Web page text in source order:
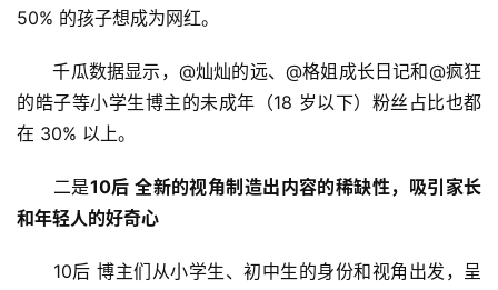
50% 的孩子想成为网红。
千瓜数据显示，@灿灿的远、@格姐成长日记和@疯狂
的皓子等小学生博主的未成年（18 岁以下）粉丝占比也都
在 30% 以上。
二是10后 全新的视角制造出内容的稀缺性，吸引家长
和年轻人的好奇心
10后 博主们从小学生、初中生的身份和视角出发，呈